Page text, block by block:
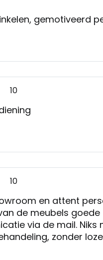
Prettig winkelen,
10
10
en attent
de meubels goede
via de mail. Niks
zonder